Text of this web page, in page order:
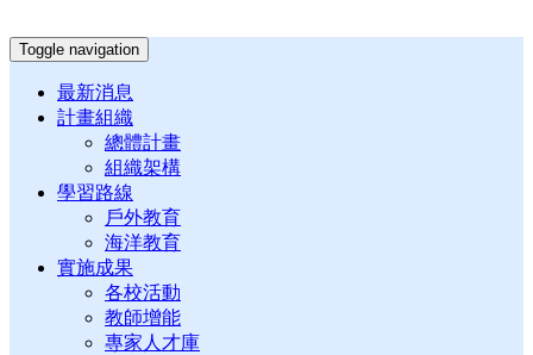
Toggle navigation
最新消息
計畫組織
總體計畫
組織架構
學習路線
戶外教育
海洋教育
實施成果
各校活動
教師增能
專家人才庫